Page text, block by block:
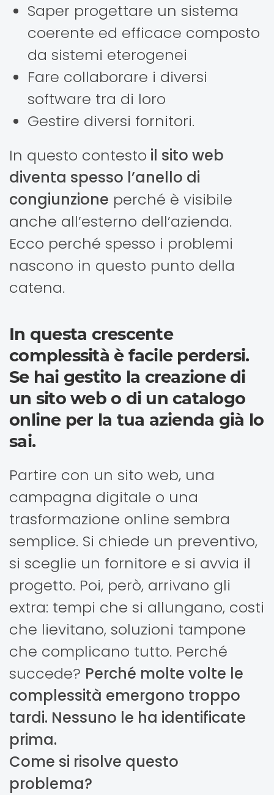
Saper progettare un sistema
coerente ed efficace composto
da sistemi eterogenei
Fare collaborare i diversi
software tra di loro
Gestire diversi fornitori.
In questo contesto il sito web
diventa spesso l’anello di
congiunzione perché è visibile
anche all’esterno dell’azienda.
Ecco perché spesso i problemi
nascono in questo punto della
catena.
In questa crescente
complessità è facile perdersi.
Se hai gestito la creazione di
un sito web o di un catalogo
online per la tua azienda già lo
sai.
Partire con un sito web, una
campagna digitale o una
trasformazione online sembra
semplice. Si chiede un preventivo,
si sceglie un fornitore e si avvia il
progetto. Poi, però, arrivano gli
extra: tempi che si allungano, costi
che lievitano, soluzioni tampone
che complicano tutto. Perché
succede? Perché molte volte le
complessità emergono troppo
tardi. Nessuno le ha identificate
prima.
Come si risolve questo
problema?